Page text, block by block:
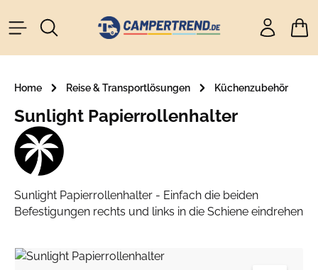
springen
Home Reise & Transportlösungen Küchenzubehör
Sunlight Papierrollenhalter
Sunlight Papierrollenhalter - Einfach die beiden
Befestigungen rechts und links in die Schiene eindrehen
Bildergalerie überspringen